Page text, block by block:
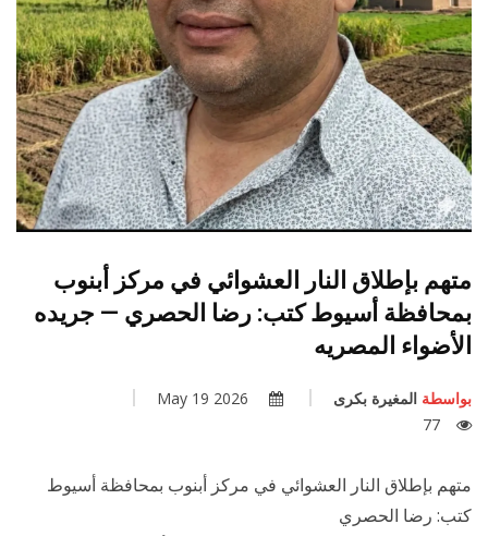
متهم بإطلاق النار العشوائي في مركز أبنوب
بمحافظة أسيوط كتب: رضا الحصري — جريده
الأضواء المصريه
بواسطة المغيرة بكرى
77
متهم بإطلاق النار العشوائي في مركز أبنوب بمحافظة أسيوط
كتب: رضا الحصري